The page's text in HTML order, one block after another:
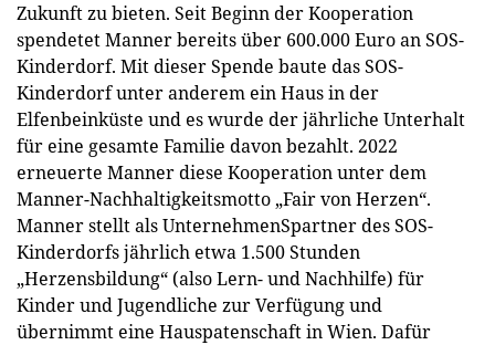
Zukunft zu bieten. Seit Beginn der Kooperation
spendetet Manner bereits über 600.000 Euro an SOS-
Kinderdorf. Mit dieser Spende baute das SOS-
Kinderdorf unter anderem ein Haus in der
Elfenbeinküste und es wurde der jährliche Unterhalt
für eine gesamte Familie davon bezahlt. 2022
erneuerte Manner diese Kooperation unter dem
Manner-Nachhaltigkeitsmotto „Fair von Herzen“.
Manner stellt als UnternehmenSpartner des SOS-
Kinderdorfs jährlich etwa 1.500 Stunden
„Herzensbildung“ (also Lern- und Nachhilfe) für
Kinder und Jugendliche zur Verfügung und
übernimmt eine Hauspatenschaft in Wien. Dafür